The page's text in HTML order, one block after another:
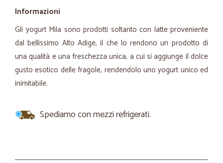
Informazioni
Gli yogurt Mila sono prodotti soltanto con latte proveniente
dal bellissimo Alto Adige, il che lo rendono un prodotto di
una qualità e una freschezza unica, a cui si aggiunge il dolce
gusto esotico delle fragole, rendendolo uno yogurt unico ed
inimitabile.
Spediamo con mezzi refrigerati.